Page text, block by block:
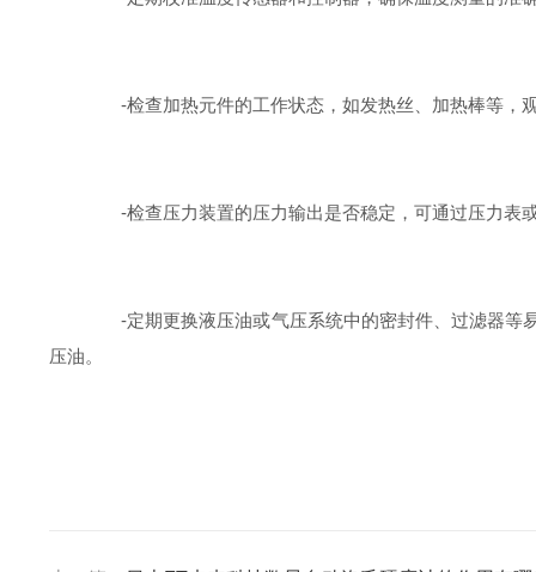
-检查加热元件的工作状态，如发热丝、加热棒等，观
-检查压力装置的压力输出是否稳定，可通过压力表或
-定期更换液压油或气压系统中的密封件、过滤器等
压油。